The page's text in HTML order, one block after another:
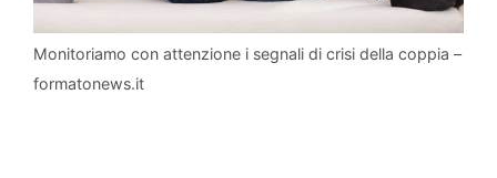
Monitoriamo con attenzione i segnali di crisi della coppia –
formatonews.it